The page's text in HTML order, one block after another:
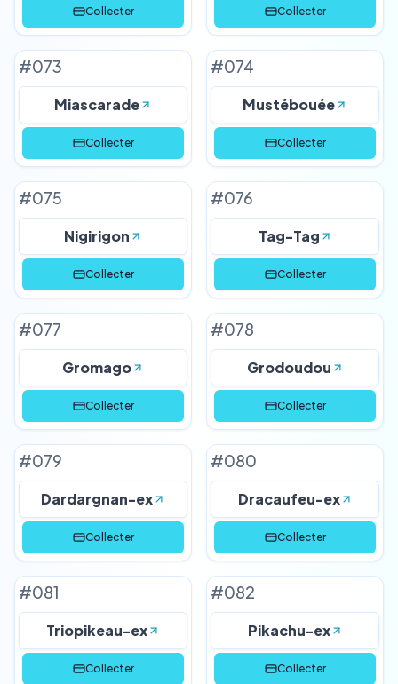
Collecter Collecter
#073
Miascarade
Collecter
#074
Mustébouée
Collecter
#075
Nigirigon
Collecter
#076
Tag-Tag
Collecter
#077
Gromago
Collecter
#078
Grodoudou
Collecter
#079
Dardargnan-ex
Collecter
#080
Dracaufeu-ex
Collecter
#081
Triopikeau-ex
Collecter
#082
Pikachu-ex
Collecter